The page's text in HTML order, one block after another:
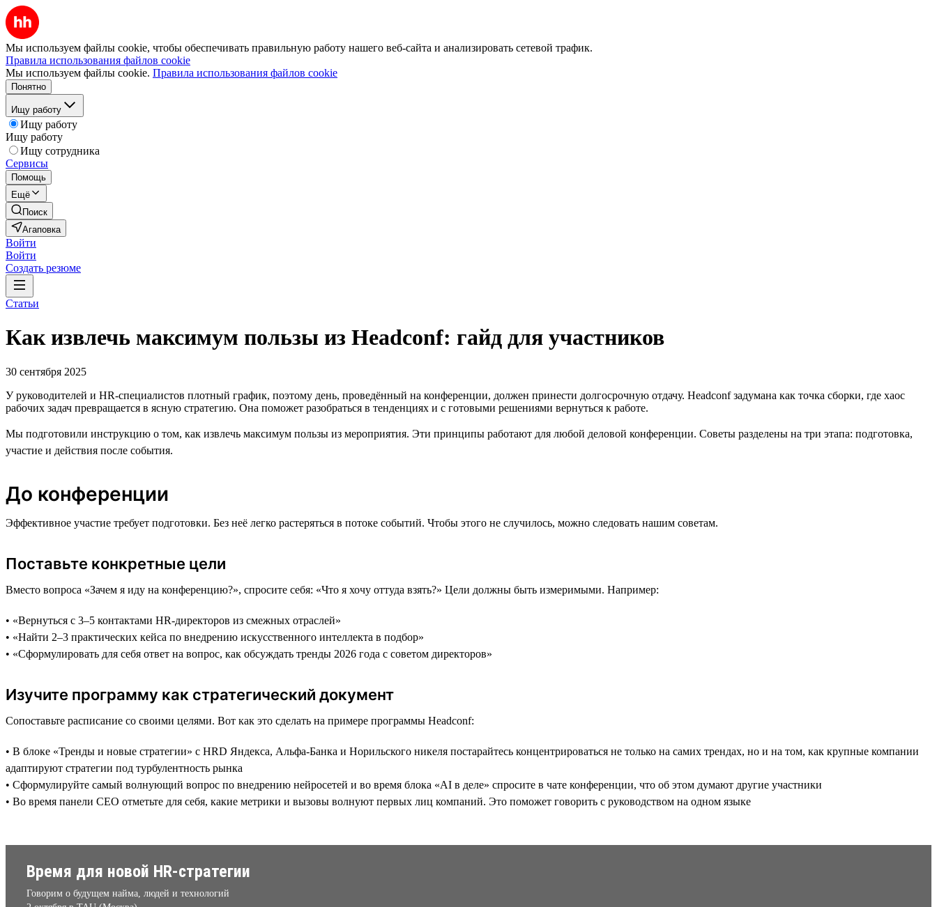
Мы используем файлы cookie, чтобы обеспечивать правильную работу нашего веб-сайта и анализировать сетевой трафик.
Правила использования файлов cookie
Мы используем файлы cookie. Правила использования файлов cookie
Понятно
Ищу работу
Ищу работу
Ищу работу
Ищу сотрудника
Сервисы
Помощь
Ещё
Поиск
Агаповка
Войти
Войти
Создать резюме
Статьи
Как извлечь максимум пользы из Headсonf: гайд для участников
30 сентября 2025
У руководителей и HR-специалистов плотный график, поэтому день, проведённый на конференции, должен принести долгосрочную отдачу. Headсonf задумана как точка сборки, где хаос
рабочих задач превращается в ясную стратегию. Она поможет разобраться в тенденциях и с готовыми решениями вернуться к работе.
Мы подготовили инструкцию о том, как извлечь максимум пользы из мероприятия. Эти принципы работают для любой деловой конференции. Советы разделены на три этапа: подготовка,
участие и действия после события.
До конференции
Эффективное участие требует подготовки. Без неё легко растеряться в потоке событий. Чтобы этого не случилось, можно следовать нашим советам.
Поставьте конкретные цели
Вместо вопроса «Зачем я иду на конференцию?», спросите себя: «Что я хочу оттуда взять?» Цели должны быть измеримыми. Например:
• «Вернуться с 3–5 контактами HR-директоров из смежных отраслей»
• «Найти 2–3 практических кейса по внедрению искусственного интеллекта в подбор»
• «Сформулировать для себя ответ на вопрос, как обсуждать тренды 2026 года с советом директоров»
Изучите программу как стратегический документ
Сопоставьте расписание со своими целями. Вот как это сделать на примере программы Headсonf:
• В блоке «Тренды и новые стратегии» с HRD Яндекса, Альфа-Банка и Норильского никеля постарайтесь концентрироваться не только на самих трендах, но и на том, как крупные компании
адаптируют стратегии под турбулентность рынка
• Сформулируйте самый волнующий вопрос по внедрению нейросетей и во время блока «AI в деле» спросите в чате конференции, что об этом думают другие участники
• Во время панели CEO отметьте для себя, какие метрики и вызовы волнуют первых лиц компаний. Это поможет говорить с руководством на одном языке
Время для новой HR-стратегии
Говорим о будущем найма, людей и технологий